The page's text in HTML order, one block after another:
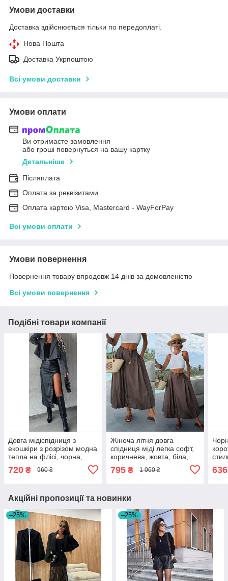
Умови доставки
Доставка здійснюється тільки по передоплаті.
Нова Пошта
Доставка Укрпоштою
Всі умови доставки
Умови оплати
Ви отримаєте замовлення
або гроші повернуться на вашу картку
Детальніше
Післяплата
Оплата за реквізитами
Оплата картою Visa, Mastercard - WayForPay
Всі умови оплати
Умови повернення
Повернення товару впродовж 14 днів за домовленістю
Всі умови повернення
Подібні товари компанії
Довга мідіспідниця з
екошкіри з розрізом модна
тепла на флісі, чорна,
720 ₴ 960 ₴
Жіноча літня довга
спідниця міді легка софт,
коричнева, жовта, біла,
795₴ 1 060 ₴ 636
Акційні пропозиції та новинки
–25% –25%